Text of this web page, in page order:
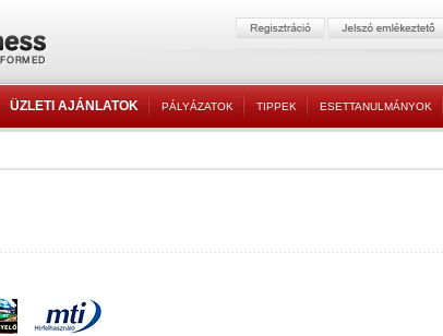
ÜZLETI AJÁNLATOK PÁLYÁZATOK TIPPEK ESETTANULMÁNYOK